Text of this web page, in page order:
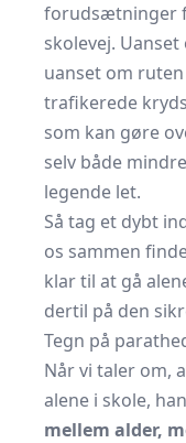
forudsætninger
skolevej.
uanset om
trafikerede
som kan gøre
selv både
legende let.
Så tag et dybt
os sammen
klar til at gå
dertil på den
Tegn på
Når vi taler om,
alene i skole,
mellem alder,